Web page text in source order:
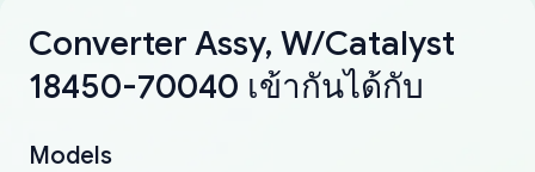
Converter Assy, W/Catalyst
18450-70040 เข้ากันได้กับ
Models